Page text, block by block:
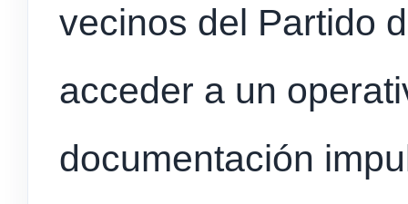
vecinos del Partido
acceder a un
documentación